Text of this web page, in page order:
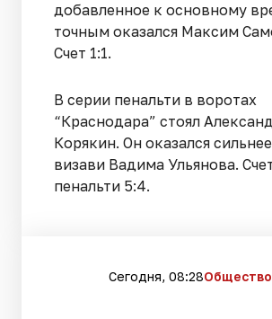
добавленное к основному
точным оказался Максим
Счет 1:1.
В серии пенальти в воротах
“Краснодара” стоял
Корякин. Он оказался
визави Вадима Ульянова.
пенальти 5:4.
Сегодня, 08:28Общество